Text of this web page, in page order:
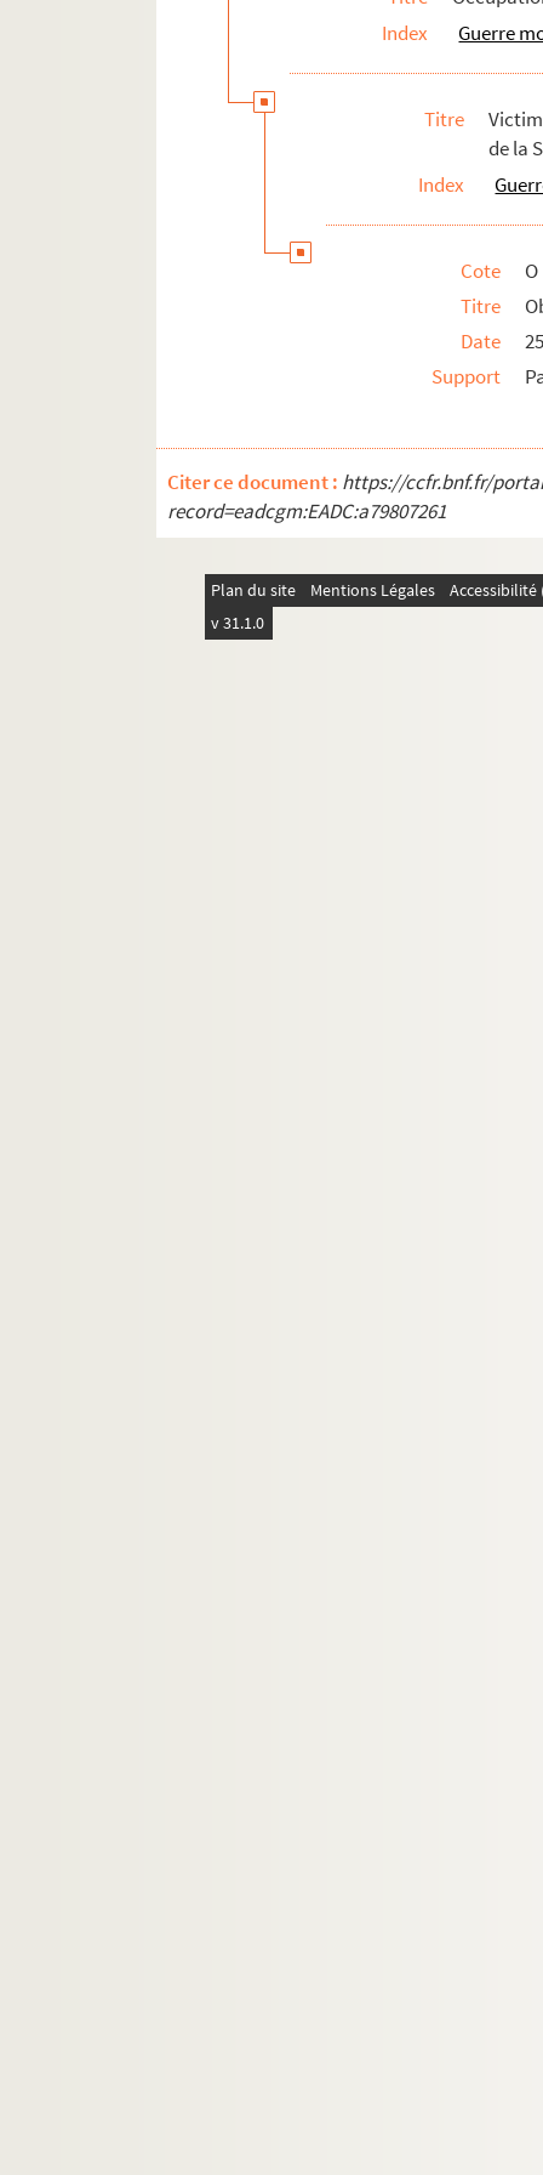
Index
Guerre
Titre
de la
Index
Cote
Titre
Date
Support
Citer ce document : https://ccfr.bnf.fr/
record=eadcgm:EADC:a79807261
Plan du site Mentions Légales
v 31.1.0